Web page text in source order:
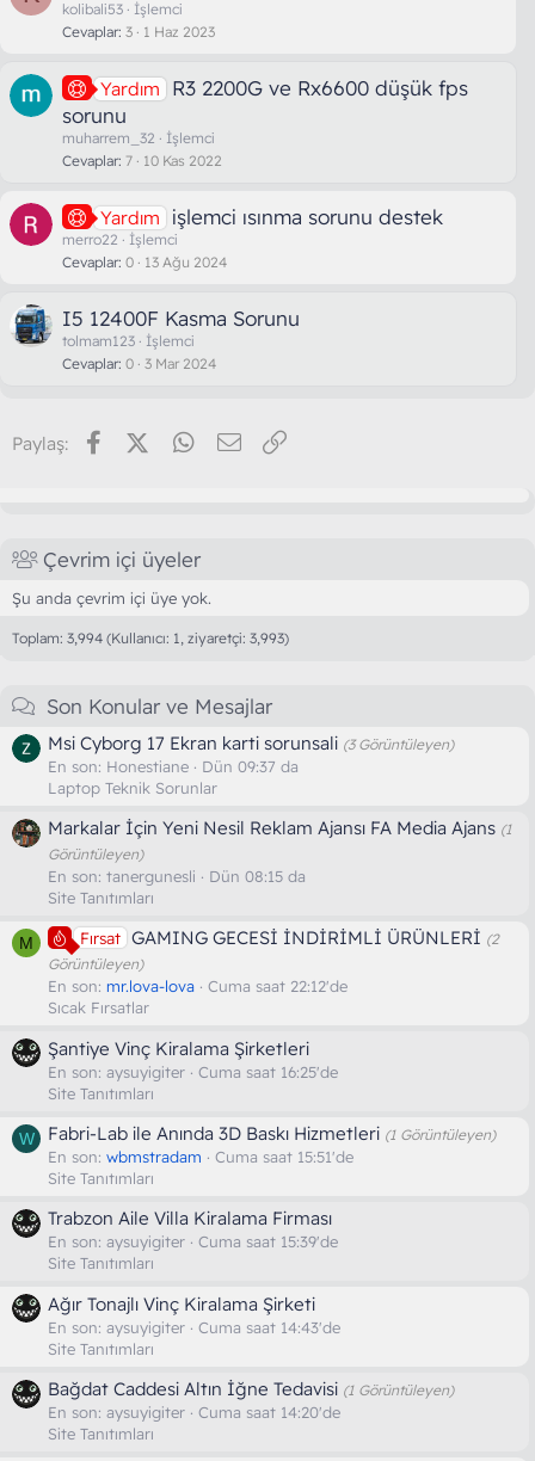
kolibali53
İşlemci
Cevaplar 3 1 Haz 2023
Yardım
R3 2200G ve Rx6600 düşük fps
sorunu
muharrem_32
İşlemci
Cevaplar 7 10 Kas 2022
Yardım işlemci ısınma sorunu destek
merro22
İşlemci
Cevaplar 0 13 Ağu 2024
I5 12400F Kasma Sorunu
tolmam123
İşlemci
Cevaplar 0 3 Mar 2024
Paylaş: FacebookX (Twitter)WhatsApp
E-posta
Çevrim içi üyeler
Şu anda çevrim içi üye yok.
Toplam: 3,994 (Kullanıcı: 1, ziyaretçi: 3,993)
Son Konular ve Mesajlar
Msi Cyborg 17 Ekran karti sorunsali (3 Görüntüleyen)
En son: Honestiane
Dün 09:37 da
Laptop Teknik Sorunlar
Markalar İçin Yeni Nesil Reklam Ajansı FA Media Ajans (1
Görüntüleyen)
En son: tanergunesli
Dün 08:15 da
Site Tanıtımları
M Fırsat GAMING GECESİ İNDİRİMLİ ÜRÜNLERİ (2
Görüntüleyen)
En son: mr.lova-lova
Cuma saat 22:12'de
Sıcak Fırsatlar
Şantiye Vinç Kiralama Şirketleri
En son: aysuyigiter
Cuma saat 16:25'de
Site Tanıtımları
W Fabri-Lab ile Anında 3D Baskı Hizmetleri (1 Görüntüleyen)
En son: wbmstradam
Cuma saat 15:51'de
Site Tanıtımları
Trabzon Aile Villa Kiralama Firması
En son: aysuyigiter
Cuma saat 15:39'de
Site Tanıtımları
Ağır Tonajlı Vinç Kiralama Şirketi
En son: aysuyigiter
Cuma saat 14:43'de
Site Tanıtımları
Bağdat Caddesi Altın İğne Tedavisi (1 Görüntüleyen)
En son: aysuyigiter
Cuma saat 14:20'de
Site Tanıtımları